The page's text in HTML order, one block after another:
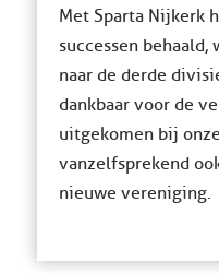
Met Sparta Nijkerk
successen
naar de derde
dankbaar voor de
uitgekomen bij
vanzelfsprekend
nieuwe vereniging.